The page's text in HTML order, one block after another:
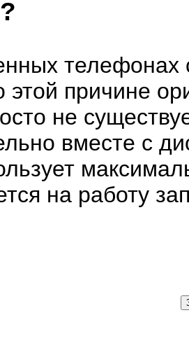
телефонах
этой причине
не
вместе с
на работу